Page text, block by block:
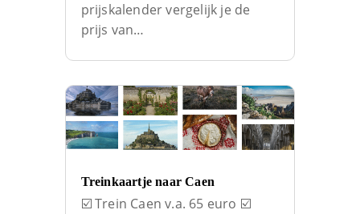
prijskalender vergelijk je de
prijs van…
Treinkaartje naar Caen
☑️ Trein Caen v.a. 65 euro ☑️